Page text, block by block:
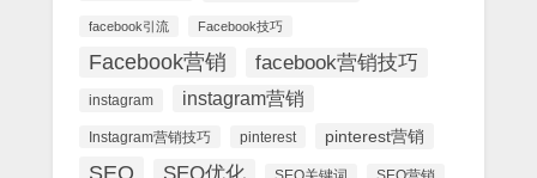
facebook引流 Facebook技巧
Facebook营销 facebook营销技巧
instagram instagram营销
Instagram营销技巧 pinterest pinterest营销
SEO SEO关键词 SEO营销